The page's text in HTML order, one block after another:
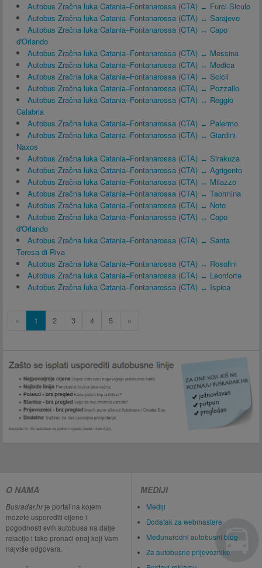
Autobus Zračna luka Catania–Fontanarossa (CTA) ↔ Furci Siculo
Autobus Zračna luka Catania–Fontanarossa (CTA) ↔ Sarajevo
Autobus Zračna luka Catania–Fontanarossa (CTA) ↔ Capo
d'Orlando
Autobus Zračna luka Catania–Fontanarossa (CTA) ↔ Messina
Autobus Zračna luka Catania–Fontanarossa (CTA) ↔ Modica
Autobus Zračna luka Catania–Fontanarossa (CTA) ↔ Scicli
Autobus Zračna luka Catania–Fontanarossa (CTA) ↔ Pozzallo
Autobus Zračna luka Catania–Fontanarossa (CTA) ↔ Reggio
Calabria
Autobus Zračna luka Catania–Fontanarossa (CTA) ↔ Palermo
Autobus Zračna luka Catania–Fontanarossa (CTA) ↔ Giardini-
Naxos
Autobus Zračna luka Catania–Fontanarossa (CTA) ↔ Sirakuza
Autobus Zračna luka Catania–Fontanarossa (CTA) ↔ Agrigento
Autobus Zračna luka Catania–Fontanarossa (CTA) ↔ Milazzo
Autobus Zračna luka Catania–Fontanarossa (CTA) ↔ Taormina
Autobus Zračna luka Catania–Fontanarossa (CTA) ↔ Noto
Autobus Zračna luka Catania–Fontanarossa (CTA) ↔ Capo
d'Orlando
Autobus Zračna luka Catania–Fontanarossa (CTA) ↔ Santa
Teresa di Riva
Autobus Zračna luka Catania–Fontanarossa (CTA) ↔ Rosolini
Autobus Zračna luka Catania–Fontanarossa (CTA) ↔ Leonforte
Autobus Zračna luka Catania–Fontanarossa (CTA) ↔ Ispica
« 1 2 3 4 5 »
O NAMA
Busradar.hrje portal na kojem
možete usporediti cijene i
pogodnosti svih autobusa na dalje
relacije i tako pronaći onaj koji Vam
najviše odgovara.
MEDIJI
Mediji
Dodatak za webmastere
Međunarodni autobusni blog
Za autobusne prijevoznike